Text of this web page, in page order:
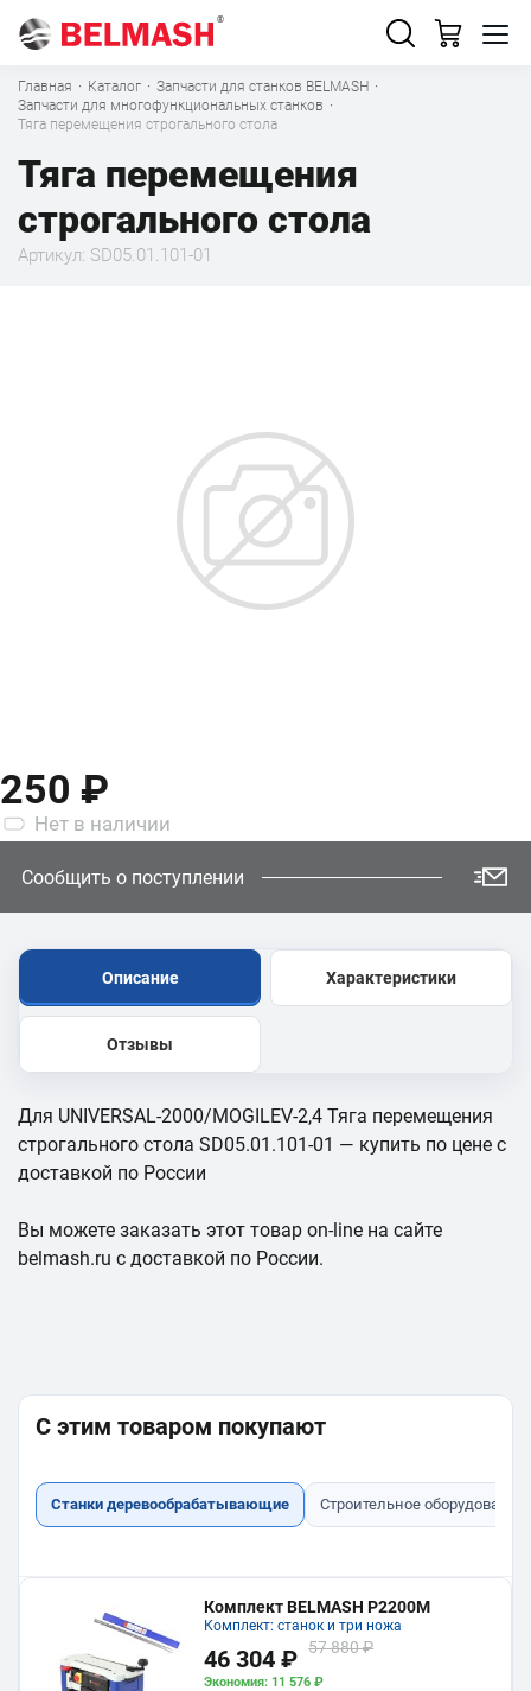
Главная · Каталог · Запчасти для станков BELMASH ·
Запчасти для многофункциональных станков ·
Тяга перемещения строгального стола
Тяга перемещения
строгального стола
Артикул: SD05.01.101-01
250 ₽
Нет в наличии
Сообщить о поступлении
Описание Характеристики
Отзывы
Для UNIVERSAL-2000/MOGILEV-2,4 Тяга перемещения
строгального стола SD05.01.101-01 — купить по цене с
доставкой по России
Вы можете заказать этот товар on-line на сайте
belmash.ru с доставкой по России.
С этим товаром покупают
Станки деревообрабатывающие Строительное оборудование
Комплект BELMASH P2200M
Комплект: станок и три ножа
46 304 ₽ 57 880 ₽
Экономия: 11 576 ₽